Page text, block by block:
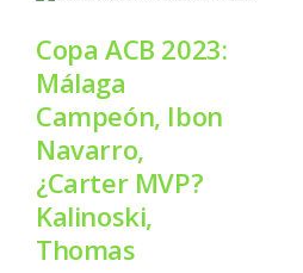
FIBA
OTROS
FORMACIÓN
NBA
Copa ACB 2023:
Málaga
Campeón, Ibon
Navarro,
¿Carter MVP?
Kalinoski,
Thomas